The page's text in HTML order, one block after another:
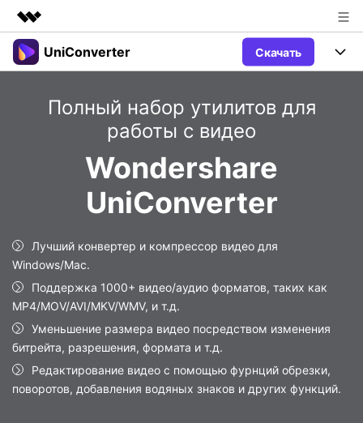
Рекомендуемые продукты
Управление данными
Поддержка
UniConverter Скачать
UniConverter для Windows
UniConverter для Mac
Видео/Аудио
Больше инструментов
Руководство
Пользователи DVD
Пользователи Социальных Сетей
Фотография
Пользователи Фильмов
Поддержка
ВидеоурокиПосмотрите видеоурок и узнайте, как использовать
UniConverter.
Контактная
Поддержка
Вся информация, необходимая для
использования UniConverter.
Технические
Характеристики
Полный список поддерживаемых форматов,
КУПИТЬ
search
Полный набор утилитов для
работы с видео
Wondershare
UniConverter
Лучший конвертер и компрессор видео для
Windows/Mac.
Поддержка 1000+ видео/аудио форматов, таких как
MP4/MOV/AVI/MKV/WMV, и т.д.
Уменьшение размера видео посредством изменения
битрейта, разрешения, формата и т.д.
Редактирование видео с помощью фурнций обрезки,
поворотов, добавления водяных знаков и других функций.